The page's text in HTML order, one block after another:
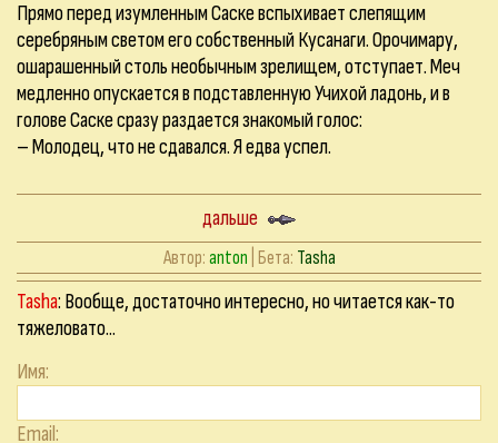
Прямо перед изумленным Саске вспыхивает слепящим
серебряным светом его собственный Кусанаги. Орочимару,
ошарашенный столь необычным зрелищем, отступает. Меч
медленно опускается в подставленную Учихой ладонь, и в
голове Саске сразу раздается знакомый голос:
– Молодец, что не сдавался. Я едва успел.
дальше
Автор:anton | Бета: Tasha
Tasha: Вообще, достаточно интересно, но читается как-то
тяжеловато...
Имя:
Email: